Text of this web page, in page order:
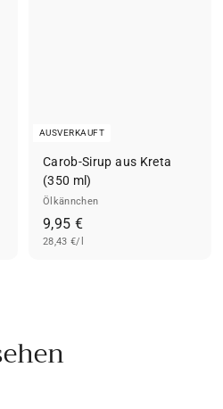
AUSVERKAUFT
Carob-Sirup aus Kreta
(350 ml)
Ölkännchen
9,95 €9
,
28,43 €/l